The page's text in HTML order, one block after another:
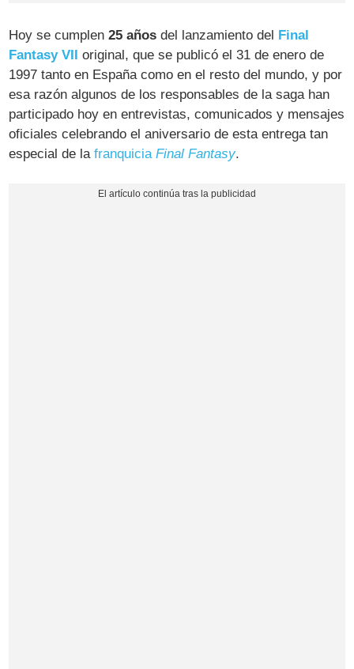
Hoy se cumplen25 años del lanzamiento del Final
Fantasy VII original, que se publicó el 31 de enero de
1997 tanto en España como en el resto del mundo, y por
esa razón algunos de los responsables de la saga han
participado hoy en entrevistas, comunicados y mensajes
oficiales celebrando el aniversario de esta entrega tan
especial de lafranquiciaFinal Fantasy.